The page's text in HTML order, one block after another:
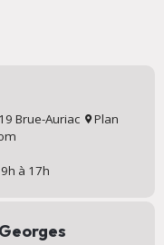
Brue-Auriac
Plan
à 17h